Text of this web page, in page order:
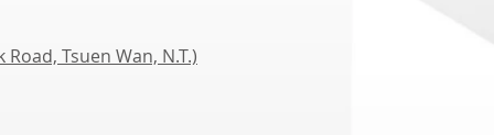
Tsuen Wan, N.T.)